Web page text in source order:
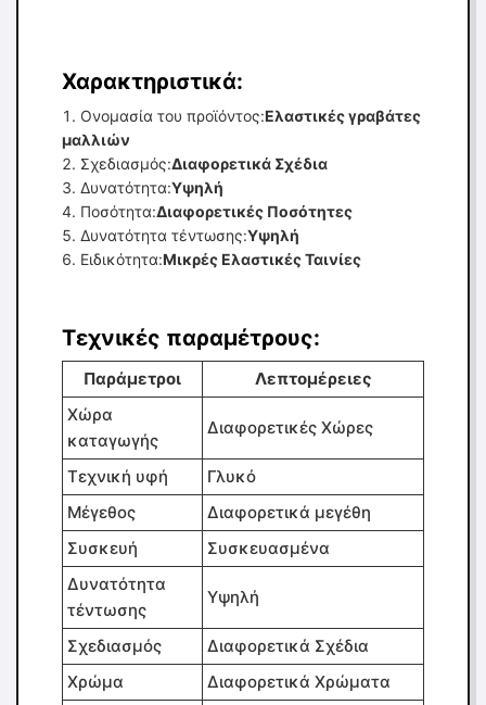
Χαρακτηριστικά:
Ονομασία του προϊόντος:Ελαστικές γραβάτες
μαλλιών
Σχεδιασμός:Διαφορετικά Σχέδια
Δυνατότητα:Υψηλή
Ποσότητα:Διαφορετικές Ποσότητες
Δυνατότητα τέντωσης:Υψηλή
Ειδικότητα:Μικρές Ελαστικές Ταινίες
Τεχνικές παραμέτρους:
Παράμετροι
Λεπτομέρειες
Χώρα
καταγωγής
Διαφορετικές Χώρες
Τεχνική υφή
Γλυκό
Μέγεθος
Διαφορετικά μεγέθη
Συσκευή
Συσκευασμένα
Δυνατότητα
τέντωσης
Υψηλή
Σχεδιασμός
Διαφορετικά Σχέδια
Χρώμα
Διαφορετικά Χρώματα